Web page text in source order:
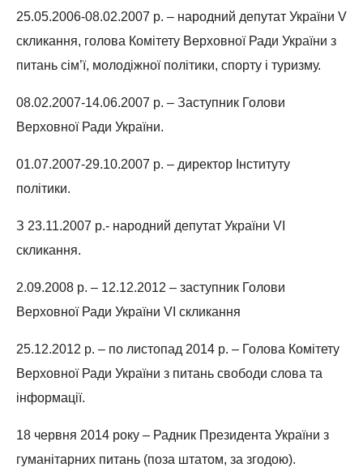
25.05.2006-08.02.2007 р. – народний депутат України V
скликання, голова Комітету Верховної Ради України з
питань сім’ї, молодіжної політики, спорту і туризму.
08.02.2007-14.06.2007 р. – Заступник Голови
Верховної Ради України.
01.07.2007-29.10.2007 р. – директор Інституту
політики.
З 23.11.2007 р.- народний депутат України VI
скликання.
2.09.2008 р. – 12.12.2012 – заступник Голови
Верховної Ради України VI скликання
25.12.2012 р. – по листопад 2014 р. – Голова Комітету
Верховної Ради України з питань свободи слова та
інформації.
18 червня 2014 року – Радник Президента України з
гуманітарних питань (поза штатом, за згодою).